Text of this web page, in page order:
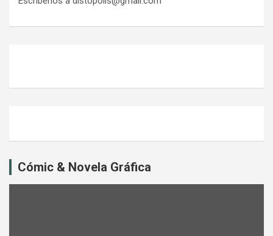
Cómic & Novela Gráfica